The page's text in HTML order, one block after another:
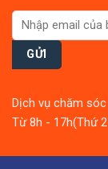
Dịch vụ chăm
Từ 8h - 17h(Thứ